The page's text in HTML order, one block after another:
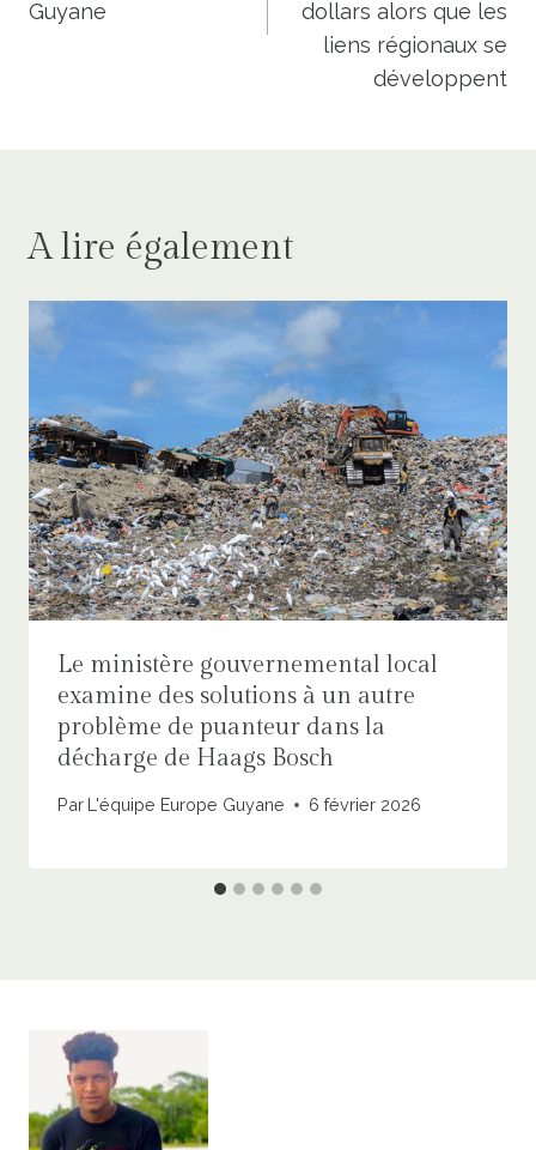
Guyane
dollars alors que les
liens régionaux se
développent
A lire également
Le ministère gouvernemental local
examine des solutions à un autre
problème de puanteur dans la
décharge de Haags Bosch
Par L'équipe Europe Guyane 6 février 2026